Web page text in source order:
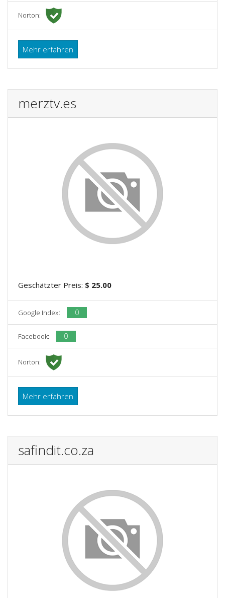
Norton:
Mehr erfahren
merztv.es
Geschätzter Preis: $ 25.00
Google Index: 0
Facebook: 0
Norton:
Mehr erfahren
safindit.co.za